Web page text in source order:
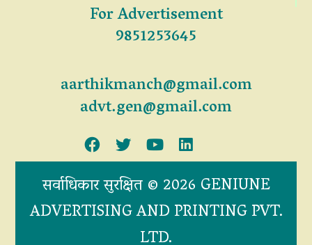
For Advertisement
9851253645
aarthikmanch@gmail.com
advt.gen@gmail.com
सर्वाधिकार सुरक्षित © 2026 GENIUNE
ADVERTISING AND PRINTING PVT.